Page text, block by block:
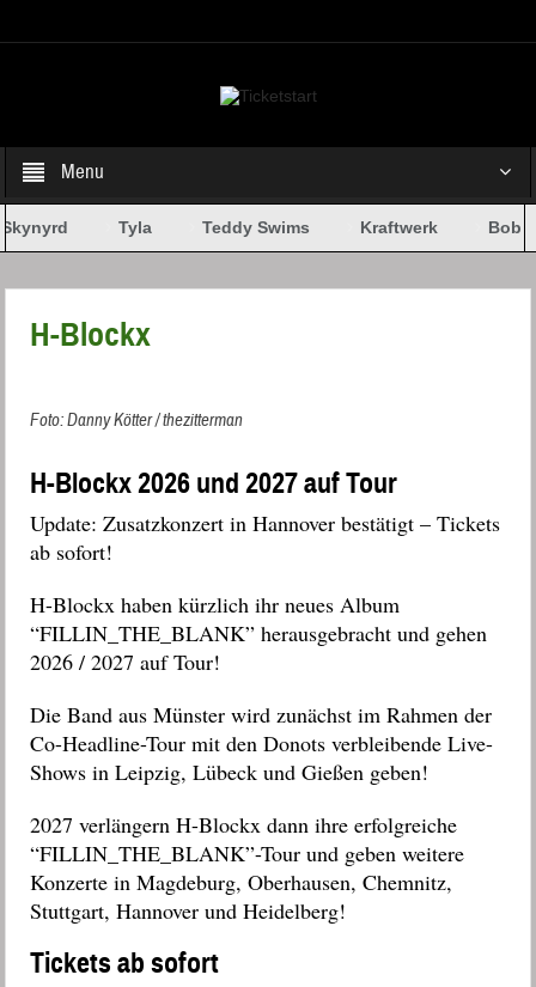
Menu
Tyla Teddy Swims Kraftwerk Bob
H-Blockx
Foto: Danny Kötter / thezitterman
H-Blockx 2026 und 2027 auf Tour
Update: Zusatzkonzert in Hannover bestätigt – Tickets
ab sofort!
H-Blockx haben kürzlich ihr neues Album
“FILLIN_THE_BLANK” herausgebracht und gehen
2026 / 2027 auf Tour!
Die Band aus Münster wird zunächst im Rahmen der
Co-Headline-Tour mit den Donots verbleibende Live-
Shows in Leipzig, Lübeck und Gießen geben!
2027 verlängern H-Blockx dann ihre erfolgreiche
“FILLIN_THE_BLANK”-Tour und geben weitere
Konzerte in Magdeburg, Oberhausen, Chemnitz,
Stuttgart, Hannover und Heidelberg!
Tickets ab sofort